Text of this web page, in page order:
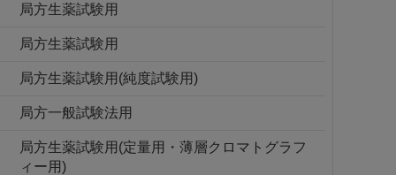
局方生薬試験用
局方生薬試験用
局方生薬試験用(純度試験用)
局方一般試験法用
局方生薬試験用(定量用・薄層クロマトグラフ
ィー用)